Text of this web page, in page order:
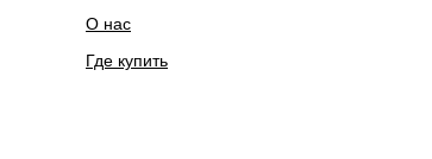
О нас
Где купить